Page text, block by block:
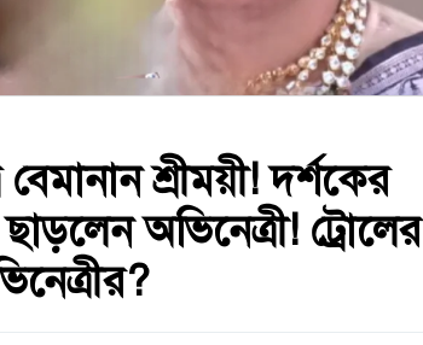
শ্রীময়ী! দর্শকের
অভিনেত্রী! ট্রোলের